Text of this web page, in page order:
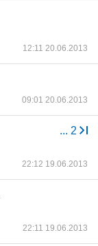
12:11 20.06.2013
09:01 20.06.2013
... 2
22:12 19.06.2013
22:11 19.06.2013